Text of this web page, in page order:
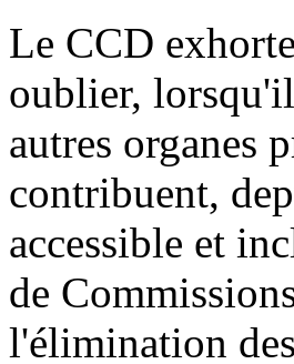
Le CCD
oublier,
autres organes
contribuent,
accessible et
de
l'élimination